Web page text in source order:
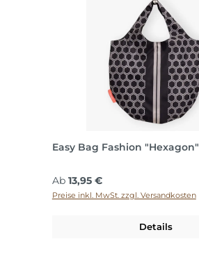
Easy Bag Fashion "Hexagon"
Regulärer Preis:
Ab 13,95 €
Preise inkl. MwSt. zzgl. Versandkosten
Details